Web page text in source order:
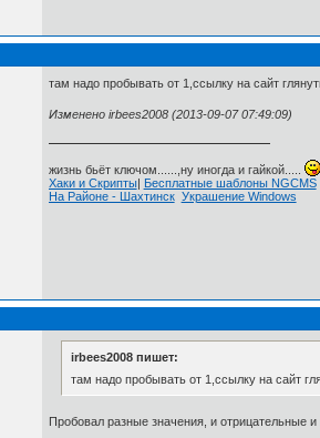
там надо пробывать от 1,ссылку на сайт
Изменено irbees2008 (2013-09-07 07:49:09)
жизнь бьёт ключом......,ну иногда и гайкой.....
Хаки и Скрипты| Бесплатные шаблоны NGCMS
На Районе - Шахтинск Украшение Windows
irbees2008 пишет:
там надо пробывать от 1,ссылку на сайт
Пробовал разные значения, и отрицательные